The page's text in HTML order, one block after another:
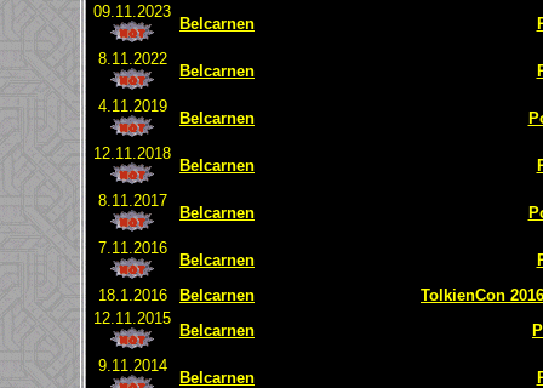
09.11.2023
Belcarnen
8.11.2022
Belcarnen
4.11.2019
Belcarnen
12.11.2018
Belcarnen
8.11.2017
Belcarnen
7.11.2016
Belcarnen
18.1.2016
Belcarnen
TolkienCon
12.11.2015
Belcarnen
9.11.2014
Belcarnen